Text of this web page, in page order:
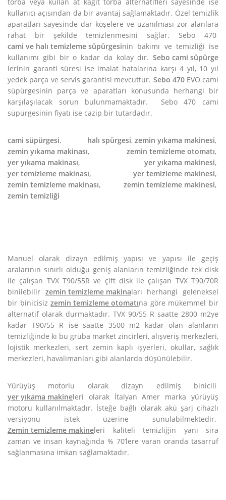
torba veya kullan at kâğıt torba alternatifleri sayesinde ise
kullanıcı açısından da bir avantaj sağlamaktadır. Özel temizlik
aparatları sayesinde dar köşelere ve uzanılması zor alanlara
rahat bir şekilde temizlenmesini sağlar. Sebo 470
cami ve halı temizleme süpürgesinin bakımı ve temizliği ise
kullanımı gibi bir o kadar da kolay dır. Sebo cami süpürge
lerinin garanti süresi ise imalat hatalarına karşı 4 yıl, 10 yıl
yedek parça ve servis garantisi mevcuttur. Sebo 470 EVO cami
süpürgesinin parça ve aparatları konusunda herhangi bir
karşılaşılacak sorun bulunmamaktadır. Sebo 470 cami
süpürgesinin fiyatı ise cazip bir tutardadır.
cami süpürgesi, halı spürgesi, zemin yıkama makinesi,
zemin yıkama makinası, zemin temizleme otomatı,
yer yıkama makinası, yer yıkama makinesi,
yer temizleme makinası, yer temizleme makinesi,
zemin temizleme makinası, zemin temizleme makinesi,
zemin temizliği
Manuel olarak dizayn edilmiş yapısı ve yapısı ile geçiş
aralarının sınırlı olduğu geniş alanların temizliğinde tek disk
ile çalışan TVX T90/55R ve çift disk ile çalışan TVX T90/70R
binilebilir zemin temizleme makinaları herhangi geleneksel
bir binicisizzemin temizleme otomatına göre mükemmel bir
alternatif olarak durmaktadır. TVX 90/55 R saatte 2800 m2ye
kadar T90/55 R ise saatte 3500 m2 kadar olan alanların
temizliğinde ki bu gruba market zincirleri, alışveriş merkezleri,
lojistik merkezleri, sert zemin kaplı işyerleri, okullar, sağlık
merkezleri, havalimanları gibi alanlarda düşünülebilir.
Yürüyüş motorlu olarak dizayn edilmiş binicili
yer yıkama makineleri olarak İtalyan Amer marka yürüyüş
motoru kullanılmaktadır. İsteğe bağlı olarak akü şarj cihazlı
versiyonu istek üzerine sunulabilmektedir.
Zemin temizleme makineleri kaliteli temizliğin yanı sıra
zaman ve insan kaynağında % 70’lere varan oranda tasarruf
sağlanmasına imkan sağlamaktadır.